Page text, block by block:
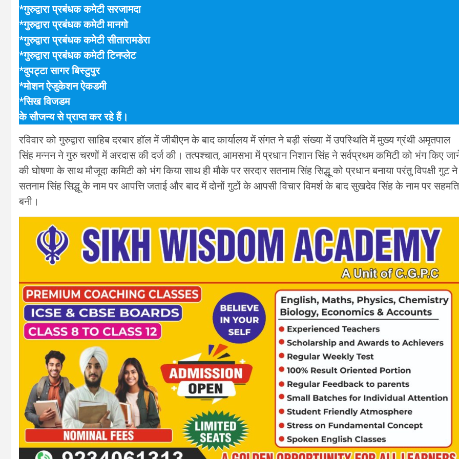
*गुरुद्वारा प्रबंधक कमेटी सरजामदा
*गुरुद्वारा प्रबंधक कमेटी मानगो
*गुरुद्वारा प्रबंधक कमेटी सीतारामडेरा
*गुरुद्वारा प्रबंधक कमेटी टिनप्लेट
*दुपट्टा सागर बिस्टुपुर
*मोशन ऐजुकेशन ऐकडमी
*सिख विजडम
के सौजन्य से प्राप्त कर रहे हैं।
रविवार को गुरुद्वारा साहिब दरबार हॉल में जीबीएन के बाद कार्यालय में संगत ने बड़ी संख्या में उपस्थिति में मुख्य ग्रंथी अमृतपाल
सिंह मन्नन ने गुरु चरणों में अरदास की दर्ज की। तत्पश्चात, आमसभा में प्रधान निशान सिंह ने सर्वप्रथम कमिटी को भंग किए
की घोषणा के साथ मौजूदा कमिटी को भंग किया साथ ही मौके पर सरदार सतनाम सिंह सिद्धू को प्रधान बनाया परंतु विपक्षी गुट ने
सतनाम सिंह सिद्धू के नाम पर आपत्ति जताई और बाद में दोनों गुटों के आपसी विचार विमर्श के बाद सुखदेव सिंह के नाम पर सहमति
बनी।